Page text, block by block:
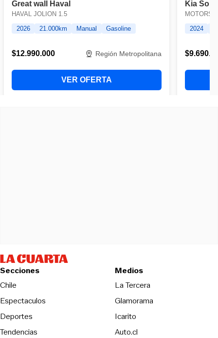
Secciones
Chile
Espectaculos
Deportes
Tendencias
Medios
La TerceraOpens in new
Glamorama
Icarito
Auto.cl